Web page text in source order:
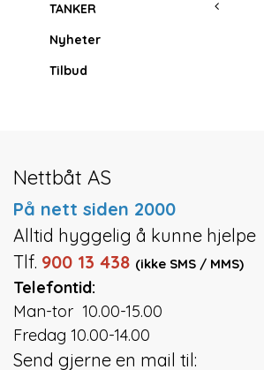
TANKER
Nyheter
Tilbud
Nettbåt AS
På nett siden 2000
Alltid hyggelig å kunne hjelpe
Tlf. 900 13 438 (ikke SMS / MMS)
Telefontid:
Man-tor 10.00-15.00
Fredag 10.00-14.00
Send gjerne en mail til: